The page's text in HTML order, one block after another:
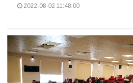
2022-08-02 11:48:00